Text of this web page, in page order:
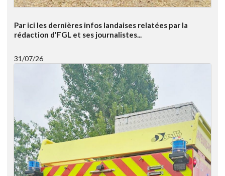
Par ici les dernières infos landaises relatées par la
rédaction d'FGL et ses journalistes...
31/07/26